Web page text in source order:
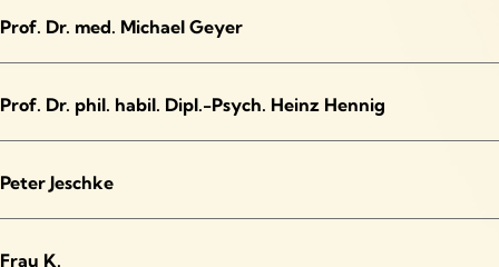
Prof. Dr. med. Michael Geyer
Prof. Dr. phil. habil. Dipl.-Psych. Heinz Hennig
Peter Jeschke
Frau K.